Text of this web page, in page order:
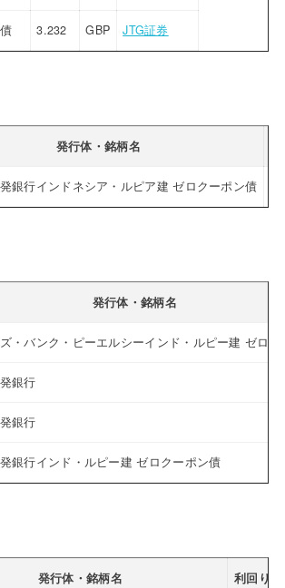
3.232 GBP JTG証券
発行体・銘柄名
銀行インドネシア・ルピア建 ゼロクーポン債
発行体・銘柄名
・バンク・ピーエルシーインド・ルピー建 ゼロク
銀行
銀行
銀行インド・ルピー建 ゼロクーポン債
発行体・銘柄名 利回り